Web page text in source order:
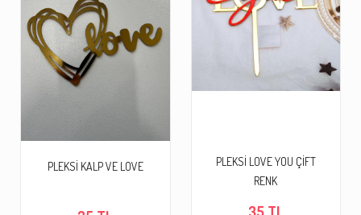
PLEKSİ KALP VE LOVE
PLEKSİ LOVE YOU ÇİFT
RENK